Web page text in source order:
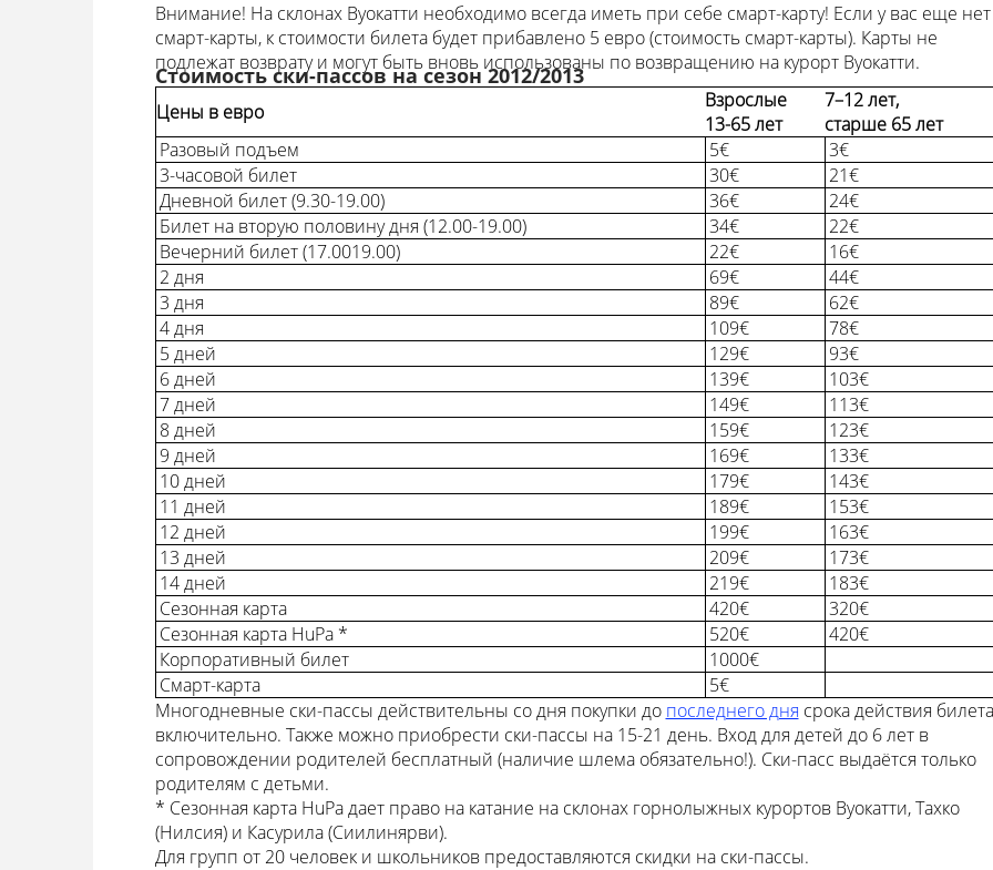
Внимание! На склонах Вуокатти необходимо всегда иметь при себе смарт-карту! Если у вас еще нет
смарт-карты, к стоимости билета будет прибавлено 5 евро (стоимость смарт-карты). Карты не
подлежат возврату и могут быть вновь использованы по возвращению на курорт Вуокатти.
Стоимость ски-пассов на сезон 2012/2013
Цены в евро
Взрослые
13-65 лет
7–12 лет,
старше 65 лет
Разовый подъем
5€
3€
3-часовой билет
30€
21€
Дневной билет (9.30-19.00)
36€
24€
Билет на вторую половину дня (12.00-19.00)
34€
22€
Вечерний билет (17.0019.00)
22€
16€
2 дня
69€
44€
3 дня
89€
62€
4 дня
109€
78€
5 дней
129€
93€
6 дней
139€
103€
7 дней
149€
113€
8 дней
159€
123€
9 дней
169€
133€
10 дней
179€
143€
11 дней
189€
153€
12 дней
199€
163€
13 дней
209€
173€
14 дней
219€
183€
Сезонная карта
420€
320€
Сезонная карта HuPa *
520€
420€
Корпоративный билет
1000€
Смарт-карта
5€
Многодневные ски-пассы действительны со дня покупки до последнего дня срока действия билета
включительно. Также можно приобрести ски-пассы на 15-21 день. Вход для детей до 6 лет в
сопровождении родителей бесплатный (наличие шлема обязательно!). Ски-пасс выдаётся только
родителям с детьми.
* Сезонная карта HuPa дает право на катание на склонах горнолыжных курортов Вуокатти, Тахко
(Нилсия) и Касурила (Сиилинярви).
Для групп от 20 человек и школьников предоставляются скидки на ски-пассы.